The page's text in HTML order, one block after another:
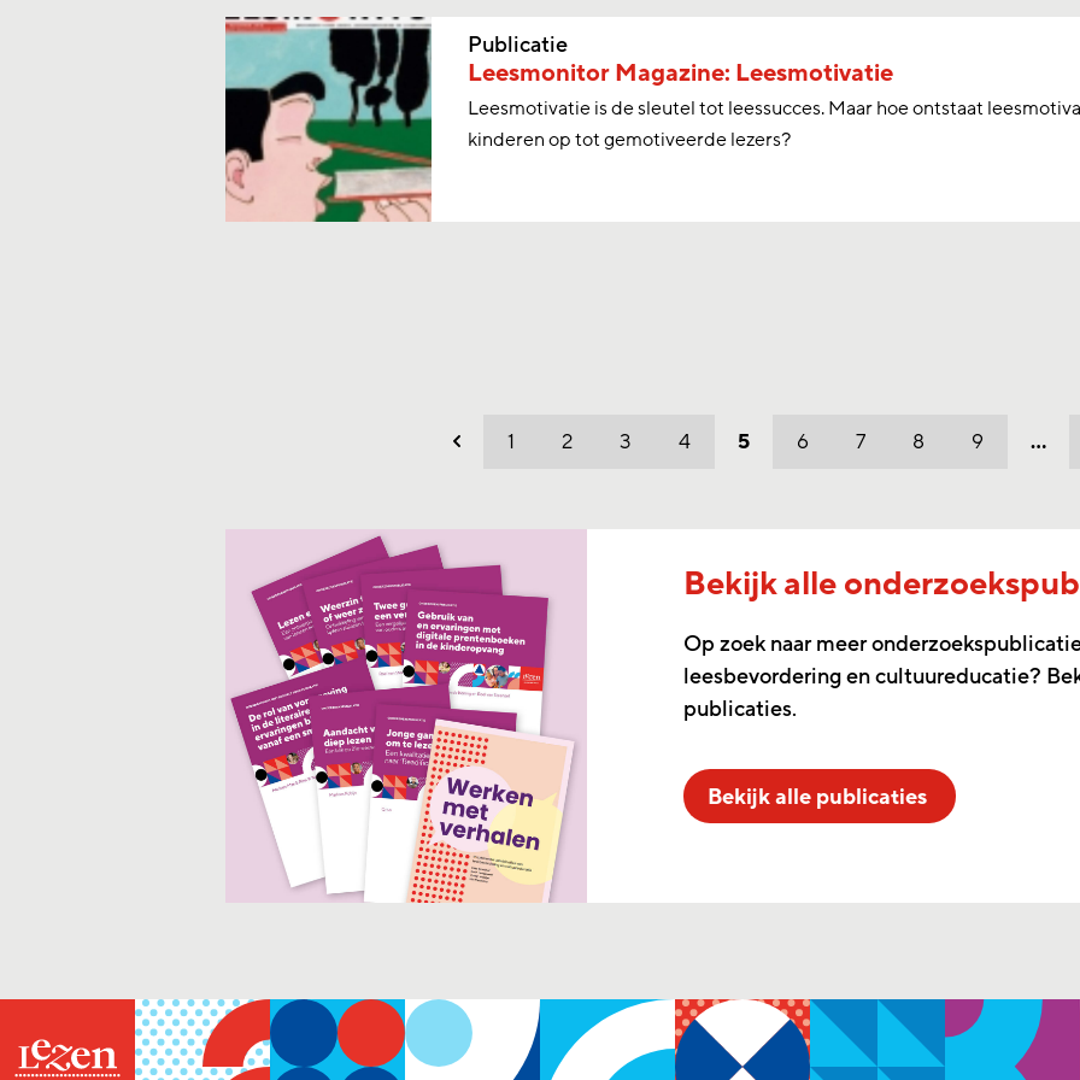
Publicatie
Leesmonitor Magazine: Leesmotivatie
Leesmotivatie is de sleutel tot leessucces. Maar hoe ontstaat
kinderen op tot gemotiveerde lezers?
Vorig 1 2 3 4 5 6 7 8 9 …
Bekijk alle
Op zoek naar meer
leesbevordering en cultuureducatie?
publicaties.
Bekijk alle publicaties